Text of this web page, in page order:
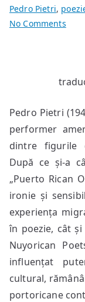
Pedro Pietri,
No Commentson
Pedro Pietri
performer
dintre figurile
După ce și-a
„Puerto Rican
ironie și
experiența
în poezie, cât
Nuyorican
influențat
cultural,
portoricane